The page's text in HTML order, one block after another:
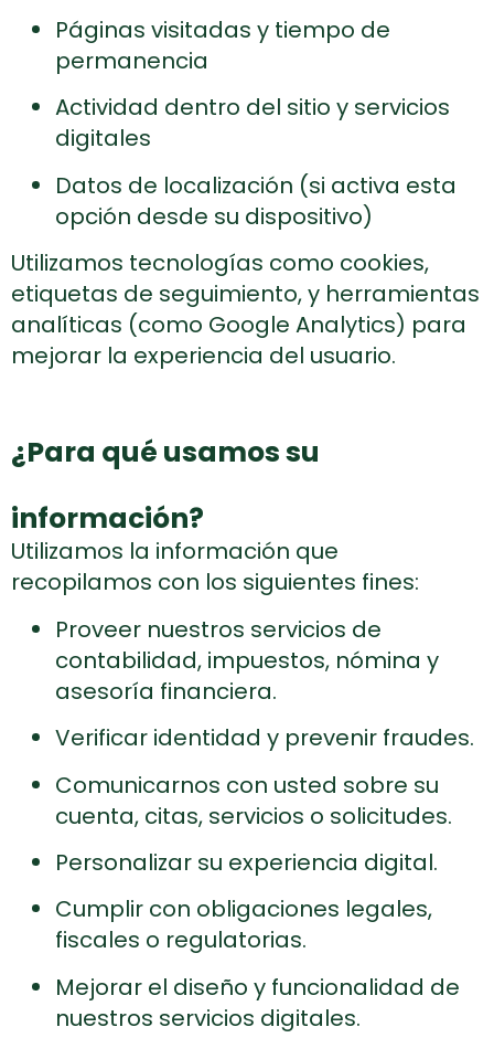
Páginas visitadas y tiempo de
permanencia
Actividad dentro del sitio y servicios
digitales
Datos de localización (si activa esta
opción desde su dispositivo)
Utilizamos tecnologías como cookies,
etiquetas de seguimiento, y herramientas
analíticas (como Google Analytics) para
mejorar la experiencia del usuario.
¿Para qué usamos su
información?
Utilizamos la información que
recopilamos con los siguientes fines:
Proveer nuestros servicios de
contabilidad, impuestos, nómina y
asesoría financiera.
Verificar identidad y prevenir fraudes.
Comunicarnos con usted sobre su
cuenta, citas, servicios o solicitudes.
Personalizar su experiencia digital.
Cumplir con obligaciones legales,
fiscales o regulatorias.
Mejorar el diseño y funcionalidad de
nuestros servicios digitales.